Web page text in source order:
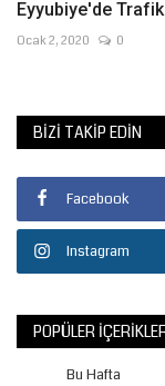
Eyyubiye'de Trafik
Ocak 2, 2020 0
BIZI TAKIP EDIN
Facebook
Instagram
POPÜLER
Bu Hafta